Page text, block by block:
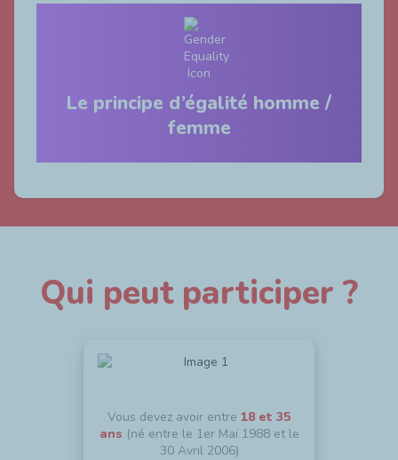
Le principe d’égalité homme /
femme
Qui peut participer ?
Vous devez avoir entre 18 et 35
ans (né entre le 1er Mai 1988 et le
30 Avril 2006)